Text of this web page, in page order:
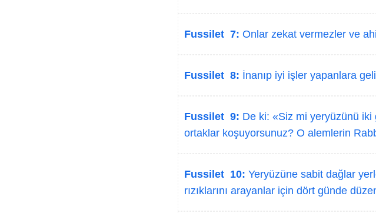
Fussilet 7: Onlar zekat vermezler ve
Fussilet 8: İnanıp iyi işler yapanlara
Fussilet 9: De ki: «Siz mi yeryüzünü
ortaklar koşuyorsunuz? O alemlerin
Fussilet 10: Yeryüzüne sabit dağlar
rızıklarını arayanlar için dört günde